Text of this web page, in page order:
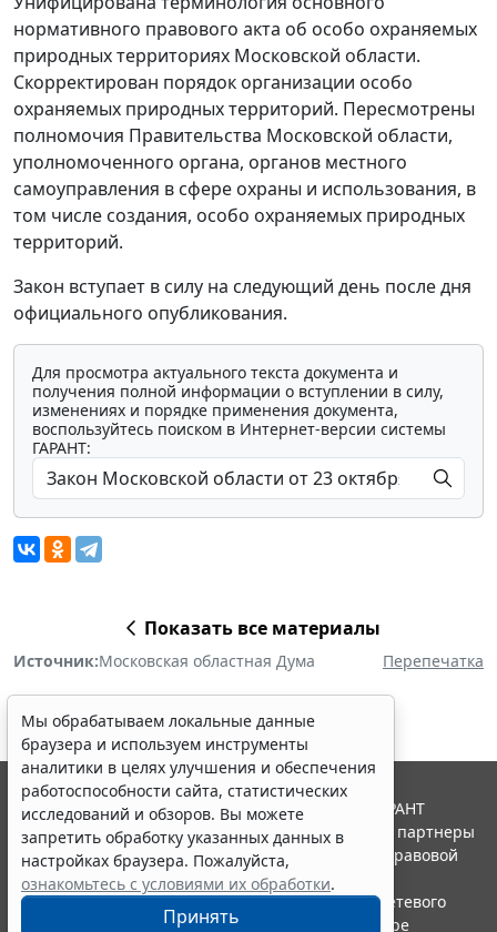
нормативного правового акта об особо охраняемых
природных территориях Московской области.
Скорректирован порядок организации особо
охраняемых природных территорий. Пересмотрены
полномочия Правительства Московской области,
уполномоченного органа, органов местного
самоуправления в сфере охраны и использования, в
том числе создания, особо охраняемых природных
территорий.
Закон вступает в силу на следующий день после дня
официального опубликования.
Для просмотра актуального текста документа и
получения полной информации о вступлении в силу,
изменениях и порядке применения документа,
воспользуйтесь поиском в Интернет-версии системы
ГАРАНТ:
Показать все материалы
Источник:Московская областная Дума Перепечатка
Мы обрабатываем локальные данные
браузера и используем инструменты
аналитики в целях улучшения и обеспечения
работоспособности сайта, статистических
исследований и обзоров. Вы можете
запретить обработку указанных данных в
настройках браузера. Пожалуйста,
ознакомьтесь с условиями их обработки.
Принять
© ООО "НПП "ГАРАНТ-СЕРВИС", 2026. Система ГАРАНТ
выпускается с 1990 года. Компания "Гарант" и ее партнеры
являются участниками Российской ассоциации правовой
информации ГАРАНТ.
Портал ГАРАНТ.РУ зарегистрирован в качестве сетевого
издания Федеральной службой по надзору в сфере